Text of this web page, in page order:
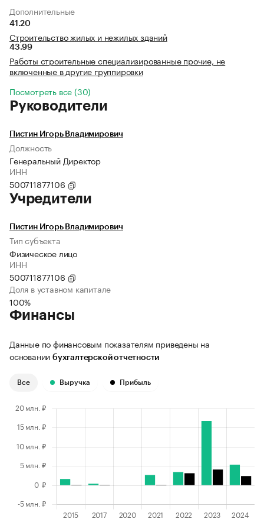
Дополнительные
41.20
Строительство жилых и нежилых зданий
43.99
Работы строительные специализированные прочие, не
включенные в другие группировки
Посмотреть все (30)
Руководители
Пистин Игорь Владимирович
Должность
Генеральный Директор
ИНН
500711877106
Учредители
Пистин Игорь Владимирович
Тип субъекта
Физическое лицо
ИНН
500711877106
Доля в уставном капитале
100%
Финансы
Данные по финансовым показателям приведены на
основании бухгалтерской отчетности
Все Выручка Прибыль